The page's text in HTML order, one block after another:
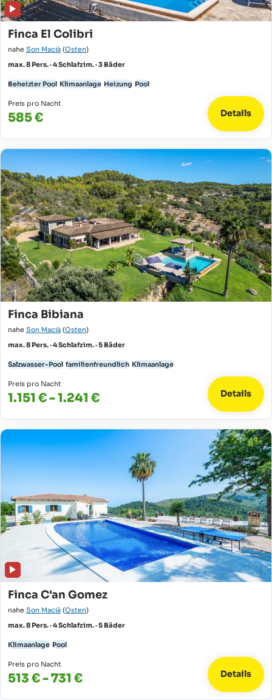
Finca El Colibri
nahe Son Macià (Osten)
max. 8 Pers. · 4 Schlafzim. · 3 Bäder
Beheizter Pool Klimaanlage Heizung Pool
Preis pro Nacht
585 € Details
Finca Bibiana
nahe Son Macià (Osten)
max. 8 Pers. · 4 Schlafzim. · 5 Bäder
Salzwasser-Pool familienfreundlich Klimaanlage
Preis pro Nacht
1.151 € - 1.241 € Details
Finca C'an Gomez
nahe Son Macià (Osten)
max. 8 Pers. · 4 Schlafzim. · 5 Bäder
Klimaanlage Pool
Preis pro Nacht
513 € - 731 € Details